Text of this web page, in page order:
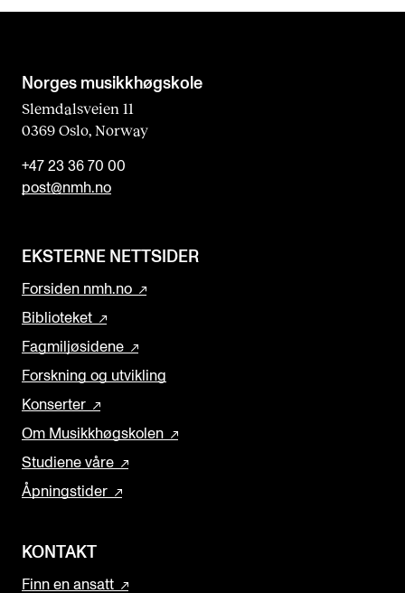
Norges musikk­høgskole
Slemdalsveien 11
0369 Oslo, Norway
+47 23 36 70 00
post@nmh.no
EKSTERNE NETTSIDER
Forsiden nmh.no
Biblioteket
Fagmiljøsidene
Forskning og utvikling
Konserter
Om Musikkhøgskolen
Studiene våre
Åpningstider
KONTAKT
Finn en ansatt